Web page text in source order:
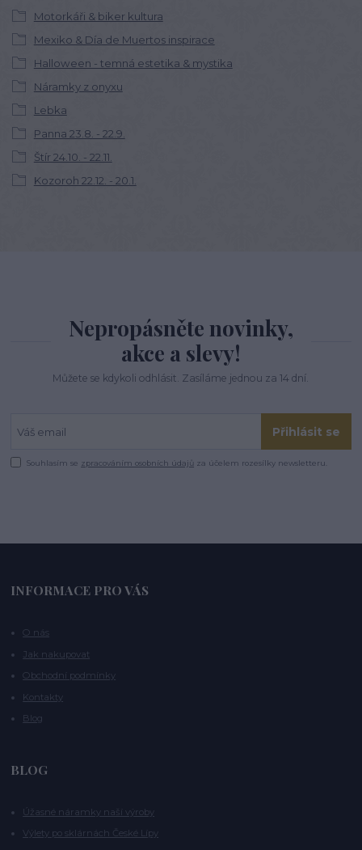
Motorkáři & biker kultura
Mexiko & Día de Muertos inspirace
Halloween - temná estetika & mystika
Náramky z onyxu
Lebka
Panna 23.8. - 22.9.
Štír 24.10. - 22.11.
Kozoroh 22.12. - 20.1.
Nepropásněte novinky,
akce a slevy!
Můžete se kdykoli odhlásit. Zasíláme jednou za 14 dní.
Přihlásit se
Souhlasím se zpracováním osobních údajů za účelem rozesílky newsletteru.
INFORMACE PRO VÁS
O nás
Jak nakupovat
Obchodní podmínky
Kontakty
Blog
BLOG
Úžasné náramky naší výroby
Výlety po sklárnách České Lípy